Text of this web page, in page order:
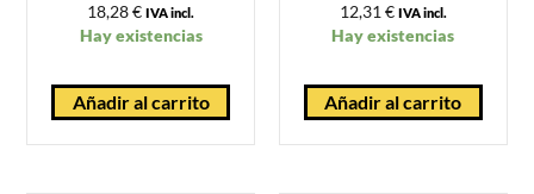
18,28€ IVA incl.
Hay existencias
Añadir al carrito
12,31 € IVA incl.
Hay existencias
Añadir al carrito